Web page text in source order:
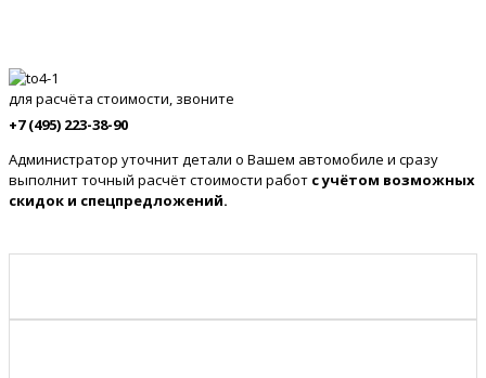
для расчёта стоимости, звоните
+7 (495) 223-38-90
Администратор уточнит детали о Вашем автомобиле и сразу
выполнит точный расчёт стоимости работ с учётом возможных
скидок и спецпредложений.